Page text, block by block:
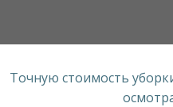
Точную стоимость